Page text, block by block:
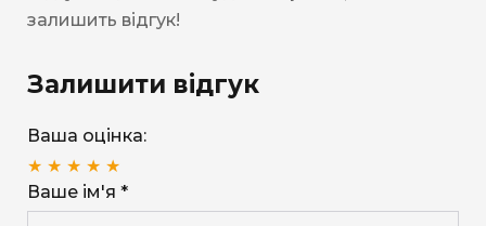
залишить відгук!
Залишити відгук
Ваша оцінка:
★ ★ ★ ★ ★
Ваше ім'я *